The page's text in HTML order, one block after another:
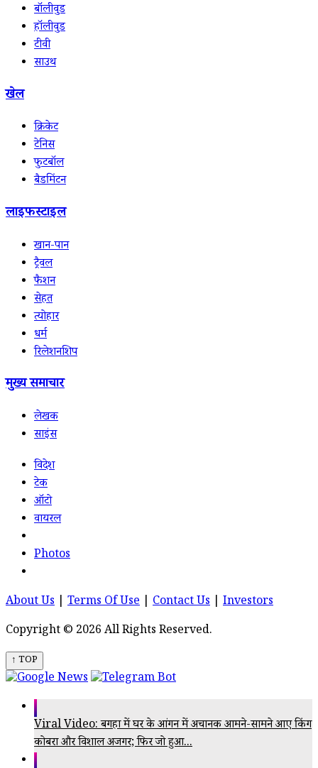
बॉलीवुड
हॉलीवुड
टीवी
साउथ
खेल
क्रिकेट
टेनिस
फुटबॉल
बैडमिंटन
लाइफस्टाइल
खान-पान
ट्रैवल
फैशन
सेहत
त्योहार
धर्म
रिलेशनशिप
मुख्य समाचार
लेखक
साइंस
विदेश
टेक
ऑटो
वायरल
Photos
About Us Terms Of Use Contact Us
Investors
Copyright © 2026 All Rights Reserved.
↑ TOP
Viral Video: बगहा में घर के आंगन में अचानक आमने-सामने आए किंग
कोबरा और विशाल अजगर; फिर जो हुआ...